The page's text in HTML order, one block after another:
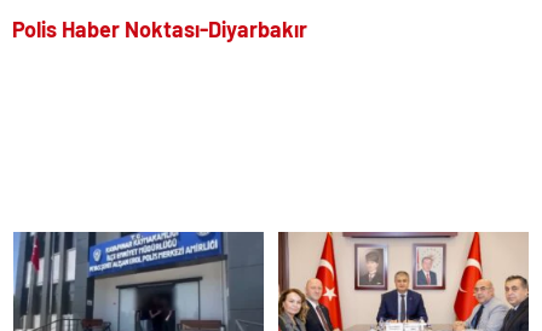
Polis Haber Noktası-Diyarbakır